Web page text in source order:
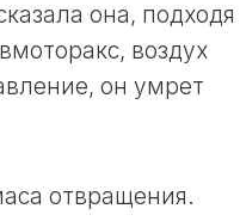
она, подходя
воздух
он умрет
отвращения.